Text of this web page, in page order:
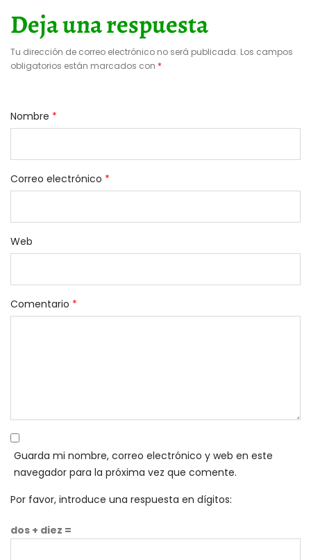
Deja una respuesta
Tu dirección de correo electrónico no será publicada. Los campos
obligatorios están marcados con *
Nombre *
Correo electrónico *
Web
Comentario *
Guarda mi nombre, correo electrónico y web en este
navegador para la próxima vez que comente.
Por favor, introduce una respuesta en dígitos:
dos + diez =